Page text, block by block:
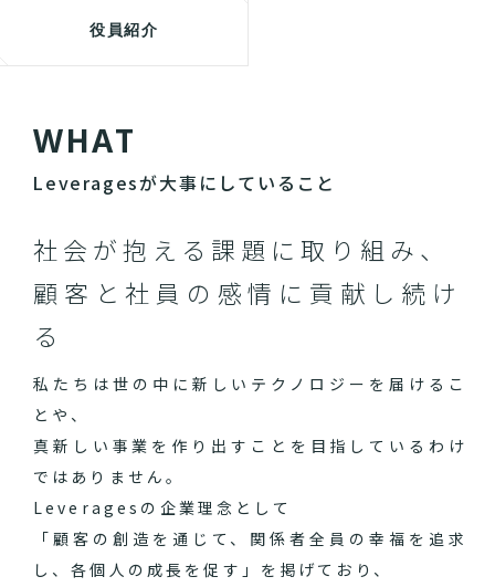
役員紹介
WHAT
Leveragesが大事にしていること
社会が抱える課題に取り組み、
顧客と社員の感情に貢献し続け
る
私たちは世の中に新しいテクノロジーを届けるこ
とや、
真新しい事業を作り出すことを目指しているわけ
ではありません。
Leveragesの企業理念として
「顧客の創造を通じて、関係者全員の幸福を追求
し、各個人の成長を促す」を掲げており、